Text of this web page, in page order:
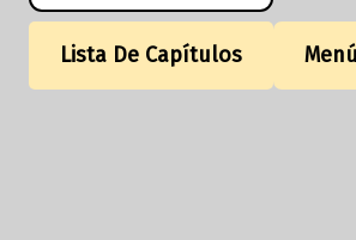
Lista De Capítulos